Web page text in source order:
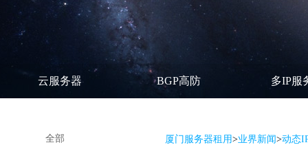
云服务器 BGP高防 多IP服
全部 厦门服务器租用>业界新闻>动态